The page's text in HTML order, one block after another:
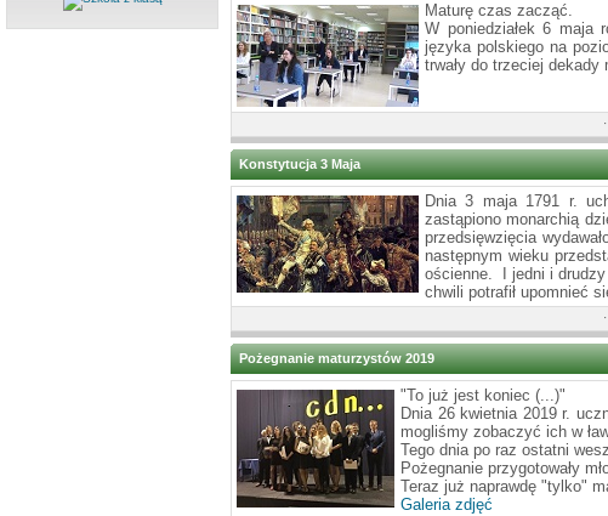
Maturę czas zacząć.
W poniedziałek 6 maja
języka polskiego na
trwały do trzeciej
·
Konstytucja 3 Maja
Dnia 3 maja 1791 r.
zastąpiono monarchią
przedsięwzięcia
następnym wieku
ościenne. I jedni i drudzy
chwili potrafił upomnieć
·
Pożegnanie maturzystów 2019
"To już jest koniec (...)"
Dnia 26 kwietnia 2019 r.
mogliśmy zobaczyć ich w
Tego dnia po raz ostatni
Pożegnanie przygotowały
Teraz już naprawdę "tylko"
Galeria zdjęć